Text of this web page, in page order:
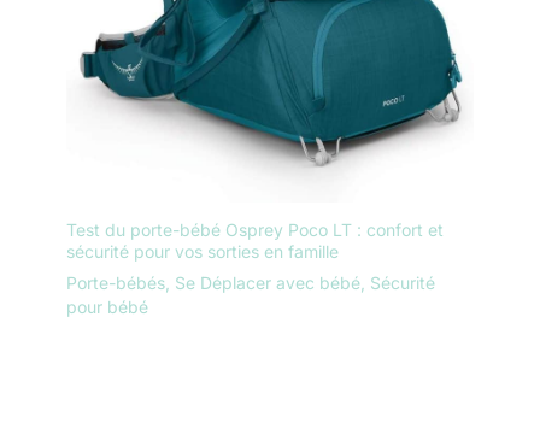
Test du porte-bébé Osprey Poco LT : confort et
sécurité pour vos sorties en famille
Porte-bébés, Se Déplacer avec bébé, Sécurité
pour bébé